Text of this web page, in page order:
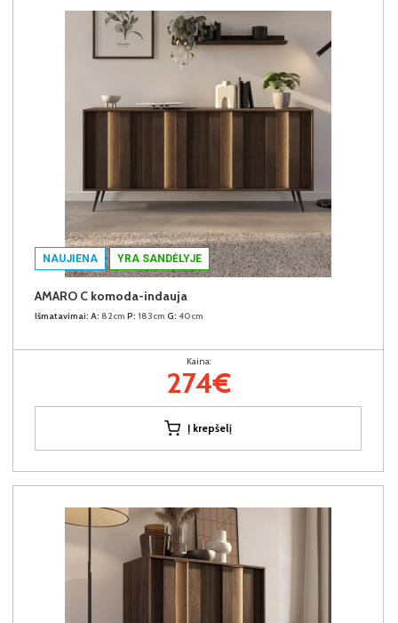
NAUJIENA YRA SANDĖLYJE
AMARO C komoda-indauja
Išmatavimai: A: 82cm P: 183cm G: 40cm
Kaina:
274€
Į krepšelį